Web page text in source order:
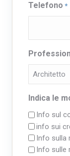
Telefono *
Indica le
Info sul
info sui
Info sulla
Info sulle